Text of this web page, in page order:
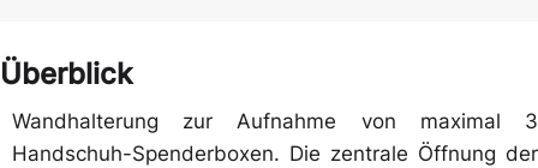
Überblick
Wandhalterung zur Aufnahme von maximal 3
Handschuh-Spenderboxen. Die zentrale Öffnung der